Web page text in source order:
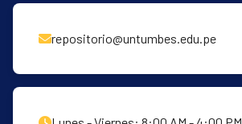
repositorio@untumbes.edu.pe